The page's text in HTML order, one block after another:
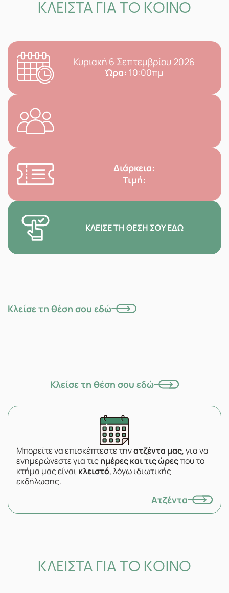
ΚΛΕΙΣΤΑ ΓΙΑ ΤΟ ΚΟΙΝΟ
Κυριακή 6 Σεπτεμβρίου 2026
Ώρα: 10:00πμ
Διάρκεια:
Τιμή:
ΚΛΕΊΣΕ ΤΗ ΘΈΣΗ ΣΟΥ ΕΔΏ
Κλείσε τη θέση σου εδώ
Κλείσε τη θέση σου εδώ
Μπορείτε να επισκέπτεστε τηνατζέντα μας, για να
ενημερώνεστε για τιςημέρες και τις ώρεςπου το
κτήμα μας είναικλειστό, λόγω ιδιωτικής
εκδήλωσης.
Ατζέντα
ΚΛΕΙΣΤΑ ΓΙΑ ΤΟ ΚΟΙΝΟ